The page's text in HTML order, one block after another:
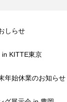
しらせ
in KITTE東京
年始休業のお知らせ